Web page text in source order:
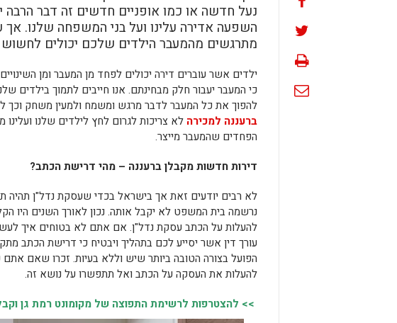
נעל חדשה או כמו אופניים חדשים זה דבר הרבה
השפעה אדירה עלינו ועל בני המשפחה שלנו. אך
מתרגשים מהמעבר הילדים שלכם יכולים
ילדים אשר עוברים דירה יכולים לפחד מן המעבר ומן
כי המעבר יעבור חלק מבחינתם. אנו חייבים לתמוך בילדים
להפוך את כל המעבר לדבר מרגש ומשמח ולמעין משחק וכך
ברעננה למכירה לא צריכות לגרום לחץ לילדים שלנו
הפחדים שהמעבר מייצר.
דירות חדשות מקבלן ברעננה – מהי דרישת הכתב?
לא רבים יודעים זאת אך בישראל בכדי שעסקת נדל"ן תהיה
נרשמה בית המשפט לא יקבל אותה. נכון לאורך השנים היו
להעלות על הכתב עסקת נדל"ן. אם אתם לא בטוחים איך
עורך דין אשר יסייע לכם בתהליך ויבטיח כי דרישת הכתב
הפועל בצורה הטובה ביותר שיש וללא בעיות. זכרו שאם אתם
להעלות את העסקה על הכתב ואל תתפשרו על נושא זה.
>> להצטרפות לרשימת התפוצה של מקומונט רמת גן